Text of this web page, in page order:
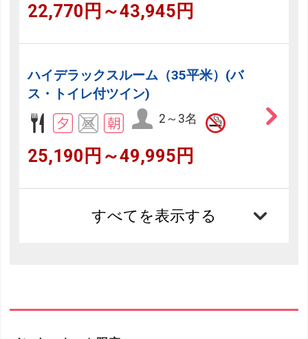
22,770円～43,945円
ハイデラックスルーム（35平米）(バ
ス・トイレ付ツイン)
2～3名
25,190円～49,995円
すべてを表示する